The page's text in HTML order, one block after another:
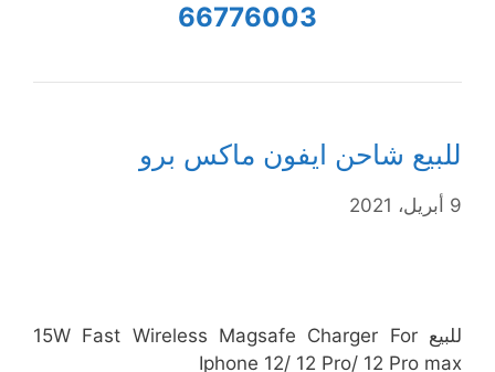
66776003
للبيع شاحن ايفون ماكس برو
9 أبريل، 2021
للبيع 15W Fast Wireless Magsafe Charger For
Iphone 12/ 12 Pro/ 12 Pro max